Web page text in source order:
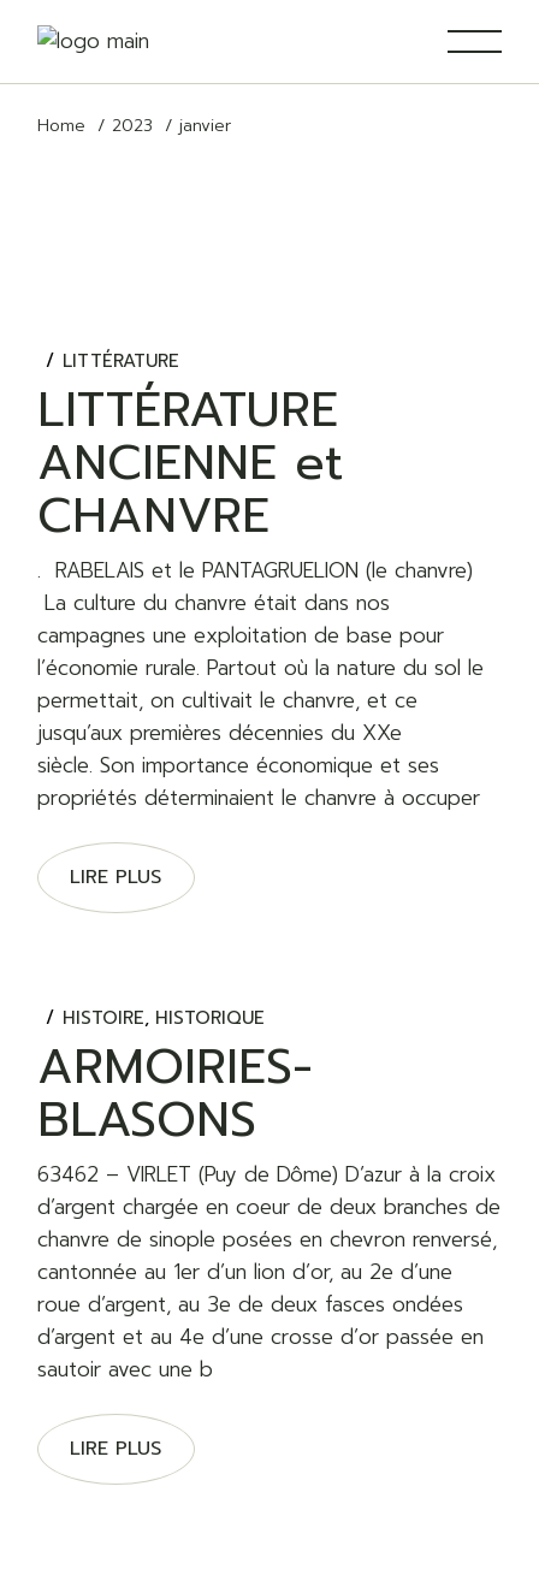
Home 2023 janvier
LITTÉRATURE
LITTÉRATURE
ANCIENNE et
CHANVRE
. RABELAIS et le PANTAGRUELION (le chanvre)
La culture du chanvre était dans nos
campagnes une exploitation de base pour
l’économie rurale. Partout où la nature du sol le
permettait, on cultivait le chanvre, et ce
jusqu’aux premières décennies du XXe
siècle. Son importance économique et ses
propriétés déterminaient le chanvre à occuper
LIRE PLUS
HISTOIRE HISTORIQUE
ARMOIRIES-
BLASONS
63462 – VIRLET (Puy de Dôme) D’azur à la croix
d’argent chargée en coeur de deux branches de
chanvre de sinople posées en chevron renversé,
cantonnée au 1er d’un lion d’or, au 2e d’une
roue d’argent, au 3e de deux fasces ondées
d’argent et au 4e d’une crosse d’or passée en
sautoir avec une b
LIRE PLUS